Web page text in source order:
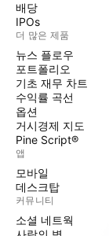
배당
IPOs
더 많은 제품
뉴스 플로우
포트폴리오
기초 재무 차트
수익률 곡선
옵션
거시경제 지도
Pine Script®
앱
모바일
데스크탑
커뮤니티
소셜 네트웍